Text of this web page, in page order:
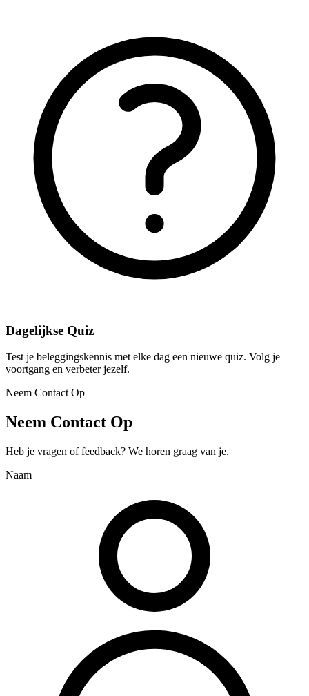
Dagelijkse Quiz
Test je beleggingskennis met elke dag een nieuwe quiz. Volg je
voortgang en verbeter jezelf.
Neem Contact Op
Neem Contact Op
Heb je vragen of feedback? We horen graag van je.
Naam